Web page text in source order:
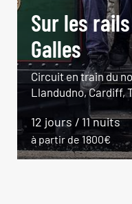
Sur les
Galles
Circuit en train du
Llandudno, Cardiff,
12 jours / 11 nuits
à partir de 1800€